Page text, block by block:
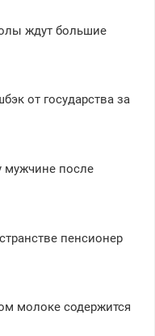
ждут большие
от государства за
мужчине после
пенсионер
молоке содержится